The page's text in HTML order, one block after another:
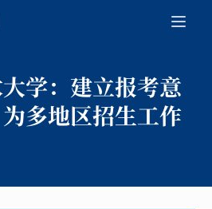
学： 建立报考意
多地区招生工作